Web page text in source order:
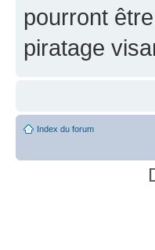
pourront
piratage
Index du forum